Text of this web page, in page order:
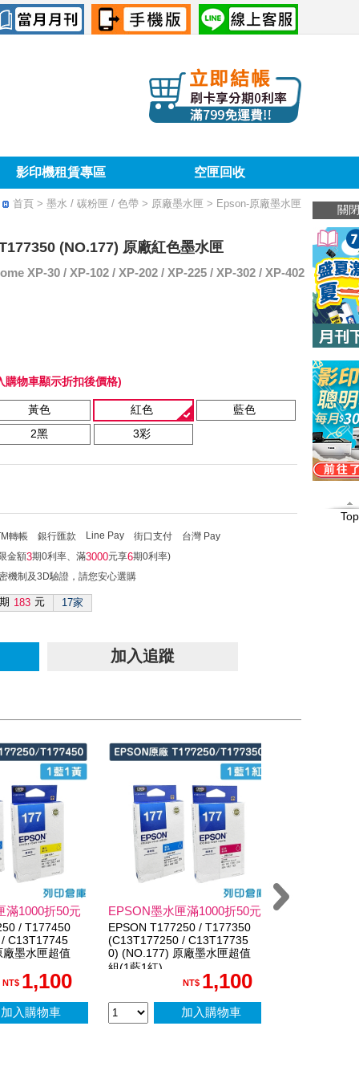
關閉
Top
影印機租賃專區 空匣回收
首頁 > 墨水 / 碳粉匣 / 色帶 > 原廠墨水匣 > Epson-原廠墨水匣
(NO.177) 原廠紅色墨水匣
XP-30 / XP-102 / XP-202 / XP-225 / XP-302 / XP-402
購物車顯示折扣後價格)
黃色 紅色
藍色
2黑
3彩
轉帳 銀行匯款 Line Pay 街口支付
台灣 Pay
金額3期0利率、滿3000元享6期0利率)
機制及3D驗證，請您安心選購
183 元 17家
加入追蹤
滿1000折50元
/ T177450
C13T17745
墨水匣超值
NT$ 1,100
加入購物車
EPSON墨水匣滿1000折50元
EPSON T177250 / T177350
(C13T177250 / C13T17735
0) (NO.177) 原廠墨水匣超值
組(1藍1紅)
NT$ 1,100
加入購物車